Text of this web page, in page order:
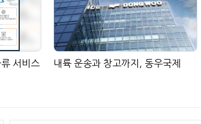
서비스 내륙 운송과 창고까지, 동우국제